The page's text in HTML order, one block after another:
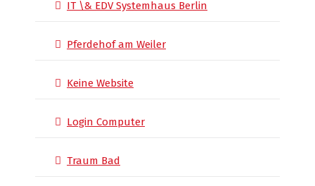
IT \& EDV Systemhaus Berlin
Pferdehof am Weiler
Keine Website
Login Computer
Traum Bad